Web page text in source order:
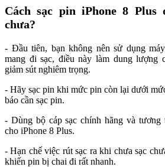
Cách sạc pin iPhone 8 Plus
chưa?
- Đầu tiên, bạn không nên sử dụng
mang đi sạc, điều này làm dung lượng
giảm sút nghiêm trọng.
- Hãy sạc pin khi mức pin còn lại dưới
báo cần sạc pin.
- Dùng bộ cáp sạc chính hãng và
cho iPhone 8 Plus.
- Hạn chế việc rút sạc ra khi chưa sạc
khiến pin bị chai đi rất nhanh.